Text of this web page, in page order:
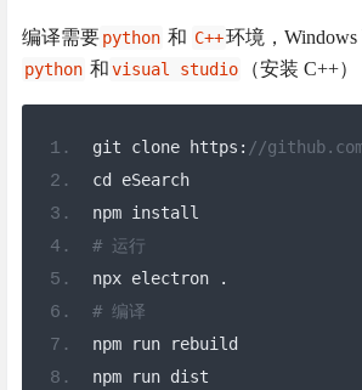
编译需要python 和 C++环境，
python 和visual studio （安装 C++）
git clone https : //
cd eSearch
npm install
# 运行
npx electron
.
# 编译
npm run rebuild
npm run dist